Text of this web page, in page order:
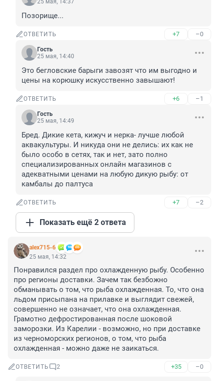
25 мая, 14:37
Позорище...
ОТВЕТИТЬ +7 –0
Гость
25 мая, 14:40
Это бегловские барыги завозят что им выгодно и
цены на корюшку искусственно завышают!
ОТВЕТИТЬ +6 –1
Гость
25 мая, 14:49
Бред. Дикие кета, кижуч и нерка- лучше любой
аквакультуры. И никуда они не делись: их как не
было особо в сетях, так и нет, зато полно
специализированных онлайн магазинов с
адекватными ценами на любую дикую рыбу: от
камбалы до палтуса
ОТВЕТИТЬ +7 –2
Показать ещё 2 ответа
alex715-6
25 мая, 14:32
Понравился раздел про охлажденную рыбу. Особенно
про регионы доставки. Зачем так безбожно
обманывать о том, что рыба охлажденная. То, что она
льдом присыпана на прилавке и выглядит свежей,
совершенно не означает, что она охлажденная.
Грамотно дефростированная после шоковой
заморозки. Из Карелии - возможно, но при доставке
из черноморских регионов, о том, что рыба
охлажденная - можно даже не заикаться.
ОТВЕТИТЬ 2 +35 –0